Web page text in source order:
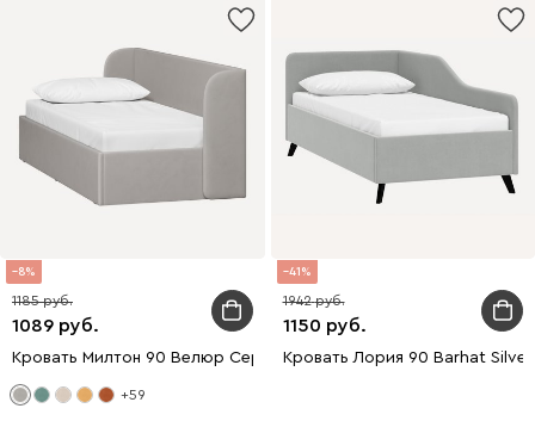
8
1089
1185
Кровать Милтон 90 Велюр Серый
+59
41
1150
1942
Кровать Лория 90 Barhat Silver